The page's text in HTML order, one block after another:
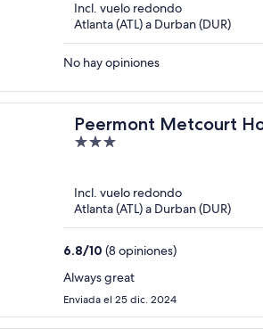
5
Incl. vuelo redondo
Atlanta (ATL) a Durban (DUR)
No hay opiniones
Peermont Metcourt
3
5
Incl. vuelo redondo
Atlanta (ATL) a Durban (DUR)
6.8/10 (8 opiniones)
Always great
Enviada el 25 dic. 2024